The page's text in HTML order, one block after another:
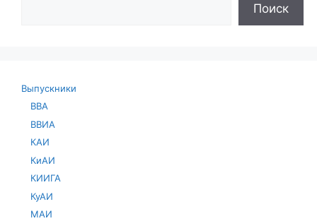
Поиск
Выпускники
ВВА
ВВИА
КАИ
КиАИ
КИИГА
КуАИ
МАИ